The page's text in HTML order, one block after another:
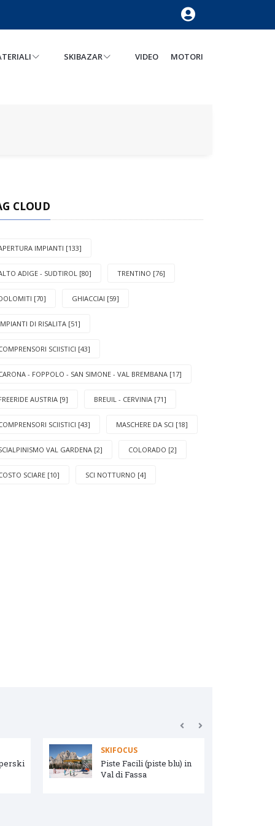
SKIBAZAR VIDEO MOTORI
CLOUD
IMPIANTI [133]
ADIGE - SUDTIROL [80] TRENTINO [76]
[70] GHIACCIAI [59]
DI RISALITA [51]
SCIISTICI [43]
- FOPPOLO - SAN SIMONE - VAL BREMBANA [17]
AUSTRIA [9] BREUIL - CERVINIA [71]
SCIISTICI [43] MASCHERE DA SCI [18]
VAL GARDENA [2] COLORADO [2]
SCIARE [10] SCI NOTTURNO [4]
SKIFOCUS
Piste Facili (piste blu) in
Val di Fassa